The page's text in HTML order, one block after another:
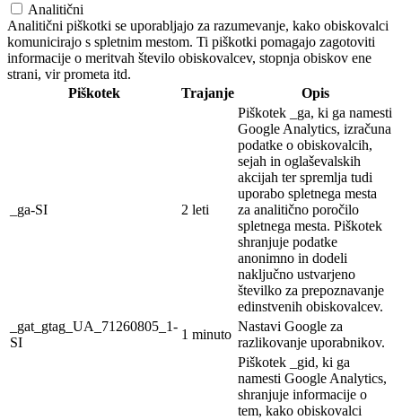
Analitični
Analitični piškotki se uporabljajo za razumevanje, kako obiskovalci
komunicirajo s spletnim mestom. Ti piškotki pomagajo zagotoviti
informacije o meritvah število obiskovalcev, stopnja obiskov ene
strani, vir prometa itd.
Piškotek
Trajanje Opis
_ga-SI 2 leti
Piškotek _ga, ki ga namesti
Google Analytics, izračuna
podatke o obiskovalcih,
sejah in oglaševalskih
akcijah ter spremlja tudi
uporabo spletnega mesta
za analitično poročilo
spletnega mesta. Piškotek
shranjuje podatke
anonimno in dodeli
naključno ustvarjeno
številko za prepoznavanje
edinstvenih obiskovalcev.
_gat_gtag_UA_71260805_1-
SI
1 minuto
Nastavi Google za
razlikovanje uporabnikov.
Piškotek _gid, ki ga
namesti Google Analytics,
shranjuje informacije o
tem, kako obiskovalci